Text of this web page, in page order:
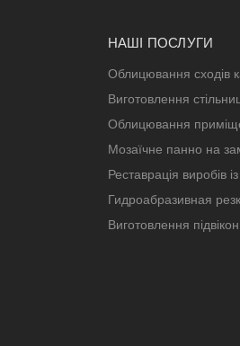
НАШІ ПОСЛУГИ
Облицювання сходів
Виготовлення
Облицювання
Мозаїчне панно на
Реставрація виробів
Гидроабразивная
Виготовлення